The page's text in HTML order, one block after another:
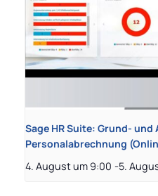
Sage HR Suite: Grund-
Personalabrechnung
4. August um 9:00 -5.